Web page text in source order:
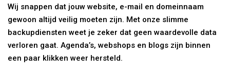
Wij snappen dat jouw website, e-mail en domeinnaam
gewoon altijd veilig moeten zijn. Met onze slimme
backupdiensten weet je zeker dat geen waardevolle data
verloren gaat. Agenda’s, webshops en blogs zijn binnen
een paar klikken weer hersteld.